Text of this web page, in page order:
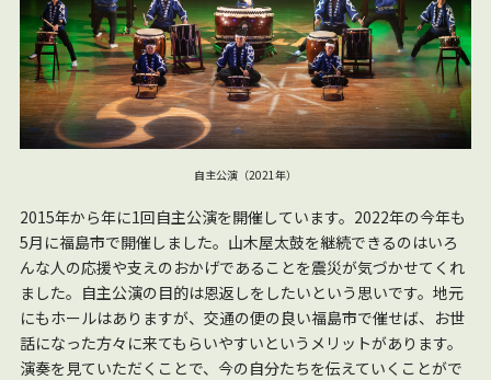
自主公演（2021年）
2015年から年に1回自主公演を開催しています。2022年の今年も
5月に福島市で開催しました。山木屋太鼓を継続できるのはいろ
んな人の応援や支えのおかげであることを震災が気づかせてくれ
ました。自主公演の目的は恩返しをしたいという思いです。地元
にもホールはありますが、交通の便の良い福島市で催せば、お世
話になった方々に来てもらいやすいというメリットがあります。
演奏を見ていただくことで、今の自分たちを伝えていくことがで